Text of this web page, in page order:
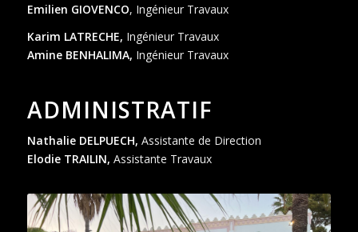
Emilien GIOVENCO, Ingénieur Travaux
Karim LATRECHE, Ingénieur Travaux
Amine BENHALIMA, Ingénieur Travaux
ADMINISTRATIF
Nathalie DELPUECH, Assistante de Direction
Elodie TRAILIN, Assistante Travaux